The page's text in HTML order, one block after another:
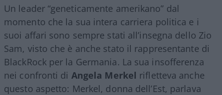
Un leader “geneticamente amerikano” dal
momento che la sua intera carriera politica e i
suoi affari sono sempre stati all’insegna dello Zio
Sam, visto che è anche stato il rappresentante di
BlackRock per la Germania. La sua insofferenza
nei confronti di Angela Merkel rifletteva anche
questo aspetto: Merkel, donna dell’Est, parlava